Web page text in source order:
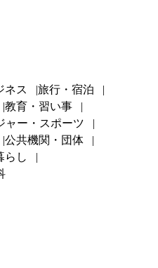
ネス
旅行・宿泊
教育・習い事
ャー・スポーツ
公共機関・団体
らし